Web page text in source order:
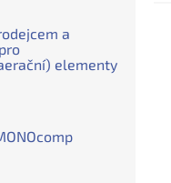
a
elementy